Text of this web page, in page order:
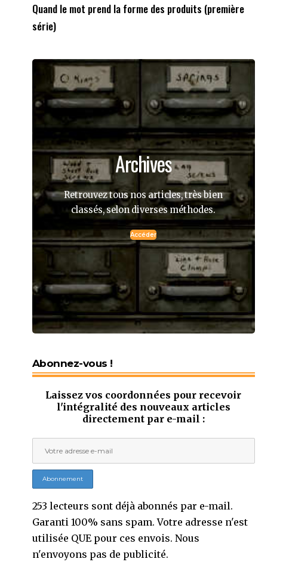
Quand le mot prend la forme des produits (première
série)
Archives
Retrouvez tous nos articles, très bien
classés, selon diverses méthodes.
Accéder
Abonnez-vous !
Laissez vos coordonnées pour recevoir
l'intégralité des nouveaux articles
directement par e-mail :
253 lecteurs sont déjà abonnés par e-mail.
Garanti 100% sans spam. Votre adresse n'est
utilisée QUE pour ces envois. Nous
n'envoyons pas de publicité.